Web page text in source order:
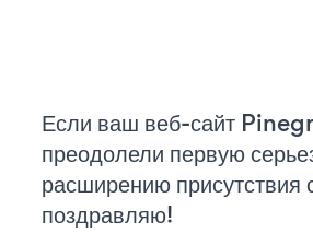
Если ваш веб-сайт
преодолели первую
расширению присутствия
поздравляю!